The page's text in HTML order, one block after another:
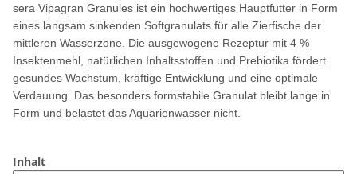
sera Vipagran Granules ist ein hochwertiges Hauptfutter in Form
eines langsam sinkenden Softgranulats für alle Zierfische der
mittleren Wasserzone. Die ausgewogene Rezeptur mit 4 %
Insektenmehl, natürlichen Inhaltsstoffen und Prebiotika fördert
gesundes Wachstum, kräftige Entwicklung und eine optimale
Verdauung. Das besonders formstabile Granulat bleibt lange in
Form und belastet das Aquarienwasser nicht.
Inhalt